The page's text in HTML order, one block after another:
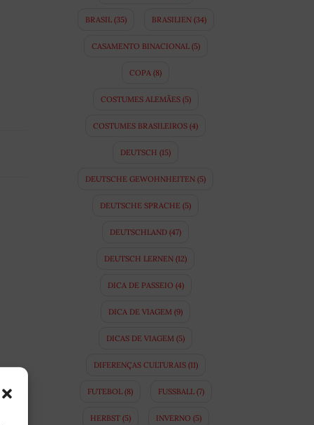
BRASIL(35) BRASILIEN(34)
CASAMENTO BINACIONAL(5)
COPA (8)
COSTUMES ALEMÃES(5)
COSTUMES BRASILEIROS (4)
DEUTSCH (15)
DEUTSCHE GEWOHNHEITEN (5)
DEUTSCHE SPRACHE (5)
DEUTSCHLAND (47)
DEUTSCH LERNEN (12)
DICA DE PASSEIO (4)
DICA DE VIAGEM (9)
DICAS DE VIAGEM (5)
DIFERENÇAS CULTURAIS(11)
FUTEBOL(8) FUSSBALL (7)
HERBST(5) INVERNO (5)